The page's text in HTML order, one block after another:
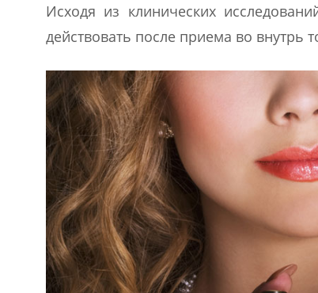
Исходя из клинических
действовать после приема во внутрь